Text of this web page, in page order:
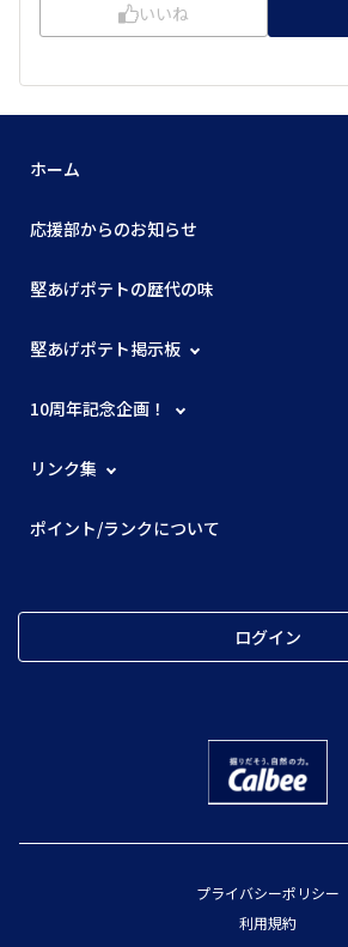
いいね
ホーム
応援部からのお知らせ
堅あげポテトの歴代の味
堅あげポテト掲示板
10周年記念企画！
リンク集
ポイント/ランクについて
ログイン
プライバシーポリシー
利用規約